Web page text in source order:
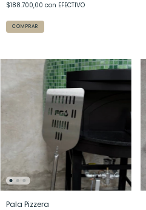
$188.700,00 con EFECTIVO
Pala Pizzera